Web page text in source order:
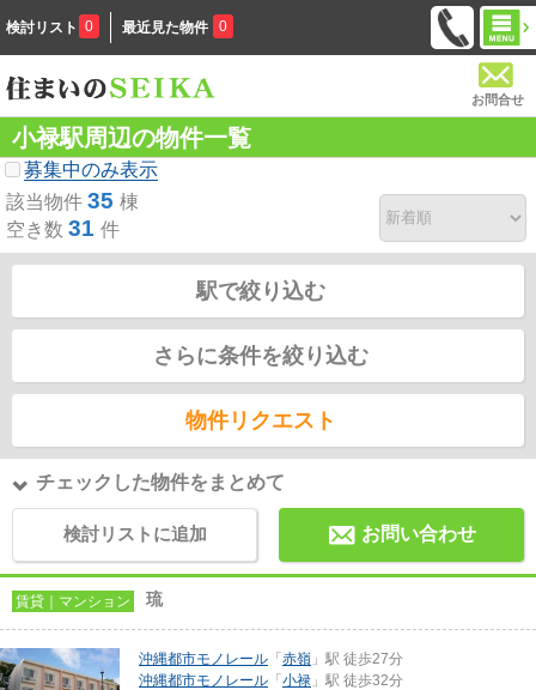
検討リスト 0 最近見た物件 0
お問合せ
小禄駅周辺の物件一覧
募集中のみ表示
該当物件 35 棟
空き数 31 件
駅で絞り込む
さらに条件を絞り込む
物件リクエスト
チェックした物件をまとめて
検討リストに追加 お問い合わせ
賃貸｜マンション 琉
沖縄都市モノレール 「 赤嶺 」駅 徒歩27分
沖縄都市モノレール 「 小禄 」駅 徒歩32分